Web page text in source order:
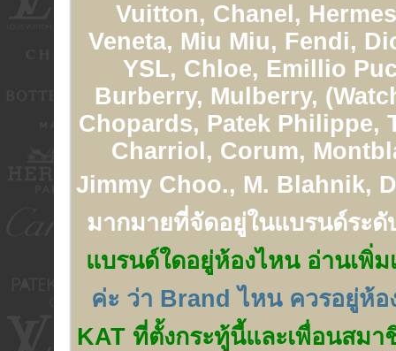
Vuitton, Chanel,
Veneta, Miu Miu, Fendi,
YSL, Chloe, Emillio
Burberry, Mulberry,
Chopards, Patek Philippe,
Charriol, Corum,
Jimmy Choo., M. Blahnik,
มากมายที่จัดอยู่ในแบรนด์ระ
แบรนด์ใดอยู่ห้องไหน อ่านเพิ่ม
ค่ะ ว่า Brand ไหน ควรอยู่ห้
KAT ที่ตั้งกระทู้นี้และเพื่อนสม